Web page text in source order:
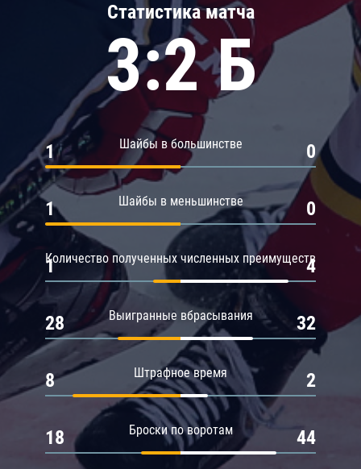
Статистика матча
3:2 Б
Шайбы в большинстве
1 0
Шайбы в меньшинстве
1 0
Количество полученных численных преимуществ
1 4
Выигранные вбрасывания
28 32
Штрафное время
8 2
Броски по воротам
18 44